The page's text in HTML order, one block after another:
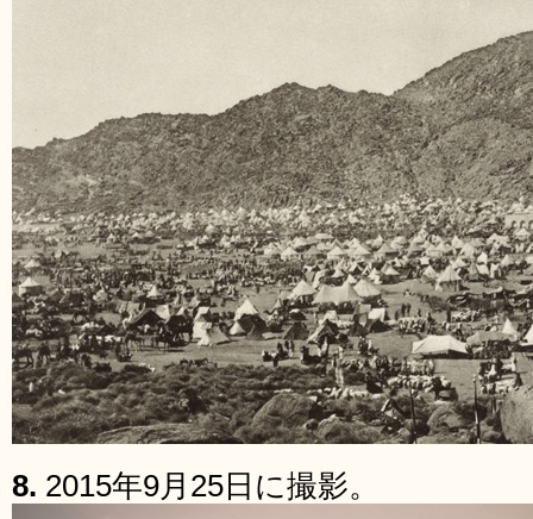
8. 2015年9月25日に撮影。